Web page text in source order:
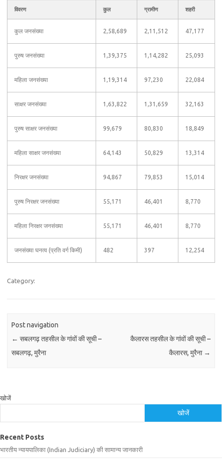
विवरण कुल ग्रामीण शहरी
कुल जनसंख्या 2,58,689 2,11,512 47,177
पुरुष जनसंख्या 1,39,375 1,14,282 25,093
महिला जनसंख्या 1,19,314 97,230 22,084
साक्षर जनसंख्या 1,63,822 1,31,659 32,163
पुरुष साक्षर जनसंख्या 99,679 80,830 18,849
महिला साक्षर जनसंख्या 64,143 50,829 13,314
निरक्षर जनसंख्या 94,867 79,853 15,014
पुरुष निरक्षर जनसंख्या 55,171 46,401 8,770
महिला निरक्षर जनसंख्या 55,171 46,401 8,770
जनसंख्या घनत्व (प्रति वर्ग किमी) 482 397 12,254
Category:
Post navigation
← सबलगढ़ तहसील के गांवों की सूची –
सबलगढ़, मुरैना
कैलारस तहसील के गांवों की सूची –
कैलारस, मुरैना →
खोजें
खोजें
Recent Posts
भारतीय न्यायपालिका (Indian Judiciary) की सामान्य जानकारी